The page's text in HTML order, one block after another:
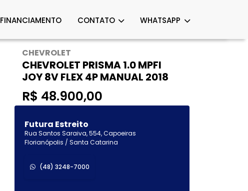
FINANCIAMENTO CONTATO WHATSAPP
CHEVROLET
CHEVROLET PRISMA 1.0 MPFI
JOY 8V FLEX 4P MANUAL 2018
R$ 48.900,00
Futura Estreito
Rua Santos Saraiva, 554, Capoeiras
Florianópolis / Santa Catarina
(48) 3248-7000